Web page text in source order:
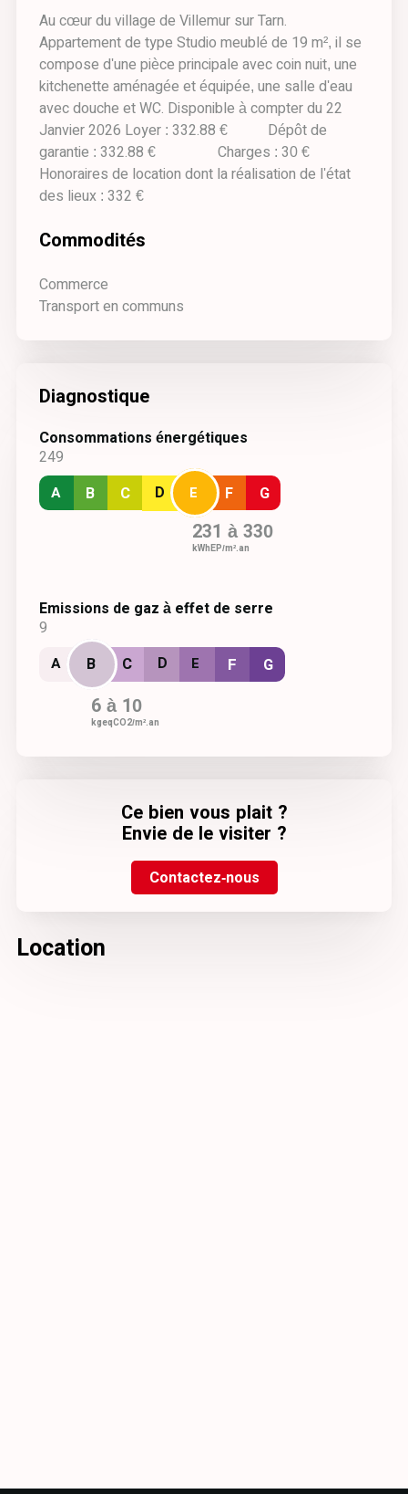
Au cœur du village de Villemur sur Tarn.
Appartement de type Studio meublé de 19 m², il se
compose d'une pièce principale avec coin nuit, une
kitchenette aménagée et équipée, une salle d'eau
avec douche et WC. Disponible à compter du 22
Janvier 2026 Loyer : 332.88 € Dépôt de
garantie : 332.88 € Charges : 30 €
Honoraires de location dont la réalisation de l'état
des lieux : 332 €
Commodités
Commerce
Transport en communs
Diagnostique
Consommations énergétiques
249
C F G
D
231 à 330
kWhEP/m².an
A B E
Emissions de gaz à effet de serre
9
6 à 10
kgeqCO2/m².an
A E F G
D
C
B
Ce bien vous plait ?
Envie de le visiter ?
Contactez-nous
Location